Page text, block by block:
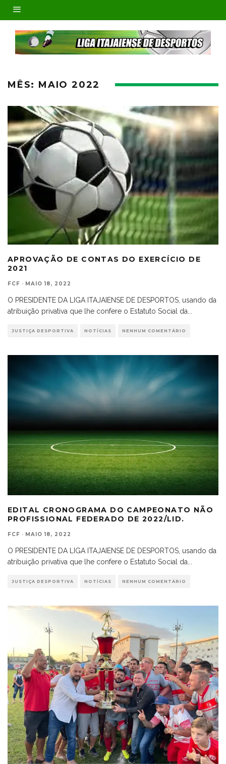
MÊS: MAIO 2022
APROVAÇÃO DE CONTAS DO EXERCÍCIO DE
2021
FCF · MAIO 18, 2022
O PRESIDENTE DA LIGA ITAJAIENSE DE DESPORTOS, usando da
atribuição privativa que lhe confere o Estatuto Social da
JUSTIÇA DESPORTIVA NOTÍCIAS NENHUM COMENTÁRIO
EDITAL CRONOGRAMA DO CAMPEONATO NÃO
PROFISSIONAL FEDERADO DE 2022/LID.
FCF · MAIO 18, 2022
O PRESIDENTE DA LIGA ITAJAIENSE DE DESPORTOS, usando da
atribuição privativa que lhe confere o Estatuto Social da...
JUSTIÇA DESPORTIVA NOTÍCIAS NENHUM COMENTÁRIO